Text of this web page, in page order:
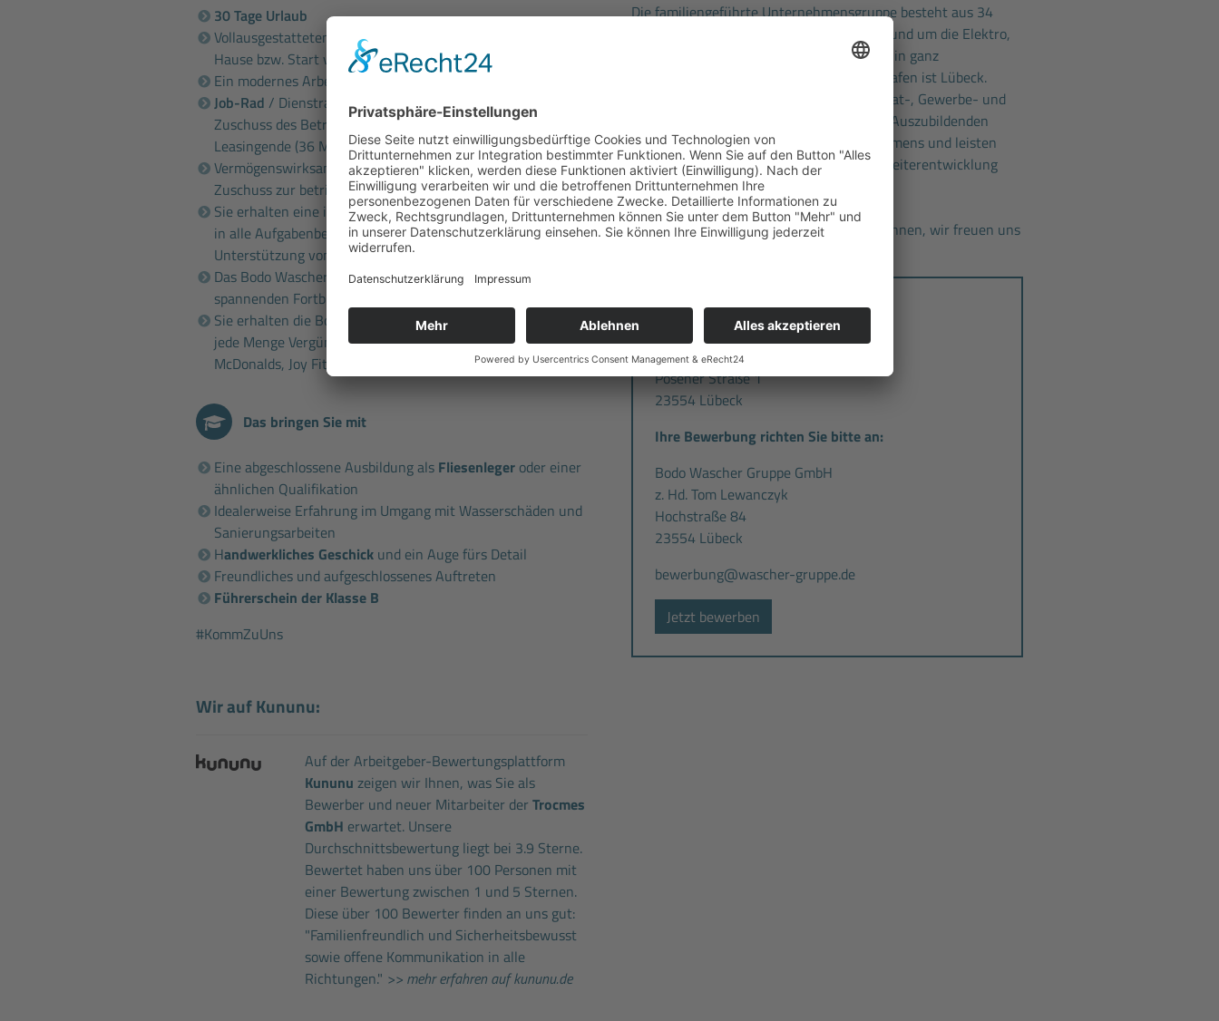
30 Tage Urlaub
Vollausgestatteten
Firmenwagen
Hause bzw. Start von zuhause aus
Ein modernes Arbeitsumfeld mit erstklassigen Werkzeugen
Job-Rad / Dienstrad / E-Bike-Leasing bis 4.000 € mit
Zuschuss des Betriebs und vergünstigte Kaufoption nach
Leasingende (36 Monate)
Vermögenswirksame Leistung i.H.v. 324 € pro Jahr und
Zuschuss zur betrieblichen Altersvorsorge
Sie erhalten eine intensive und fachspezifische Einarbeitung
in alle Aufgabenbereiche und bekommen jederzeit fachliche
Unterstützung von erfahrenen Ansprechpartnern
Das Bodo Wascher GruppeSeminarprogrammmit vielen
spannenden Fortbildungen
Sie erhalten die Bodo Wascher
Vorteilskarte
jede Menge Vergünstigungen bekommen (z.B. bei Hagebau,
McDonalds, Joy Fitness, Fahrschulen etc.)
Das bringen Sie mit
Eine abgeschlossene Ausbildung als Fliesenleger oder einer
ähnlichen Qualifikation
Idealerweise Erfahrung im Umgang mit Wasserschäden und
Sanierungsarbeiten
Handwerkliches Geschick und ein Auge fürs Detail
Freundliches und aufgeschlossenes Auftreten
Führerschein der Klasse B
#KommZuUns
Wir auf Kununu:
Auf der Arbeitgeber-Bewertungsplattform
Kununu zeigen wir Ihnen, was Sie als
Bewerber und neuer Mitarbeiter der Trocmes
GmbH erwartet. Unsere
Durchschnittsbewertung liegt bei 3.9 Sterne.
Bewertet haben uns über 100 Personen mit
einer Bewertung zwischen 1 und 5 Sternen.
Diese über 100 Bewerter finden an uns gut:
"Familienfreundlich und Sicherheitsbewusst
sowie offene Kommunikation in alle
Richtungen." >> mehr erfahren auf kununu.de
Die familiengeführte Unternehmensgruppe besteht aus 34
Betrieben. Als Spezialist für alle Themen rund um die Elektro,
Gebäude- und Sicherheitstechnik sind wir in ganz
Norddeutschland bekannt, unser Heimathafen ist Lübeck.
Unsere 1.100 Beschäftigten betreuen Privat-, Gewerbe- und
Industriekunden. Mit insgesamt über 220 Auszubildenden
sichern wir die Zukunft unseres Unternehmens und leisten
gleichzeitig einen wichtigen Beitrag zur Weiterentwicklung
unserer Branche.
Kommen Sie zu uns und lernen Sie uns kennen, wir freuen uns
Standort:
Trocmes GmbH
Posener Straße 1
23554 Lübeck
Ihre Bewerbung richten Sie bitte an:
Bodo Wascher Gruppe GmbH
z. Hd. Tom Lewanczyk
Hochstraße 84
23554 Lübeck
bewerbung@wascher-gruppe.de
Jetzt bewerben